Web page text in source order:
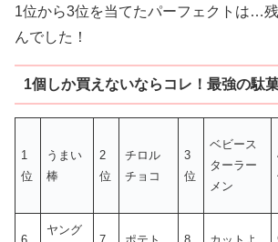
1位から3位を当てたパーフェクトは…
んでした！
1個しか買えないならコレ！最強の駄
1
位
うまい
棒
2
位
チロル
チョコ
3
位
ベビース
ターラー
メン
ヤング